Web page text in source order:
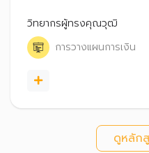
แนวทางการวางแผนภาษีให้ถูก
ความมั่งคั่งและมั่นคงให้กับชีวิต
วิทยากรผู้ทรงคุณวุฒิ
การวางแผนการเงิน
ดูหลัก